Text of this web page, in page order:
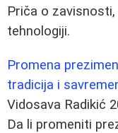
Priča o
tehnologiji.
Promena
tradicija i
Vidosava Radikić
Da li promeniti